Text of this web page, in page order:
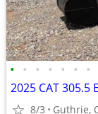
• • • • • • •
2025 CAT 305.5
8/3 Guthrie,